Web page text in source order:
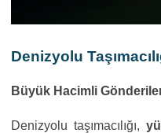
Denizyolu
Büyük Hacimli
Denizyolu taşımacılığı,